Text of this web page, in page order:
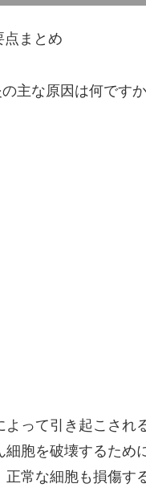
って引き起こされ
胞を破壊するため
常な細胞も損傷す